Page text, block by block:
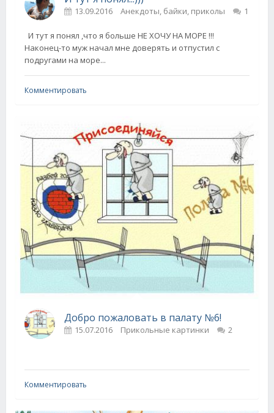
13.09.2016 Анекдоты, байки, приколы 1
И тут я понял ,что я больше НЕ ХОЧУ НА МОРЕ !!!
Наконец-то муж начал мне доверять и отпустил с
подругами на море...
Комментировать
Добро пожаловать в палату №6!
15.07.2016 Прикольные картинки 2
Комментировать